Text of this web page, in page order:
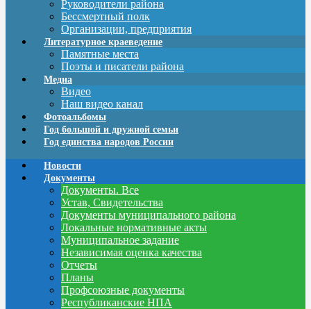
Руководители района
Бессмертный полк
Организации, предприятия
Литературное краеведение
Памятные места
Поэты и писатели района
Медиа
Видео
Наш видео канал
Фотоальбомы
Год большой и дружной семьи
Год единства народов России
Новости
Документы
Документы. Все
Устав, Свидетельства
Документы муниципального района
Локальные нормативные акты
Муниципальное задание
Независимая оценка качества
Отчеты
Планы
Профсоюзные документы
Республиканские НПА